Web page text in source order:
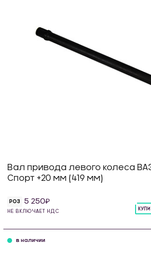
Вал привода левого колеса ВАЗ
Спорт +20 мм (419 мм)
РОЗ 5 250
НЕ ВКЛЮЧАЕТ НДС
в наличии